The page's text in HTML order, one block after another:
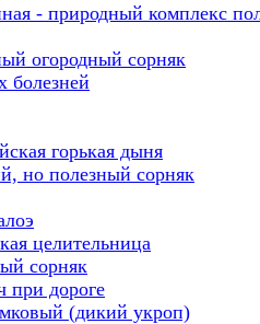
- природный комплекс
огородный сорняк
болезней
горькая дыня
но полезный сорняк
целительница
сорняк
при дороге
(дикий укроп)